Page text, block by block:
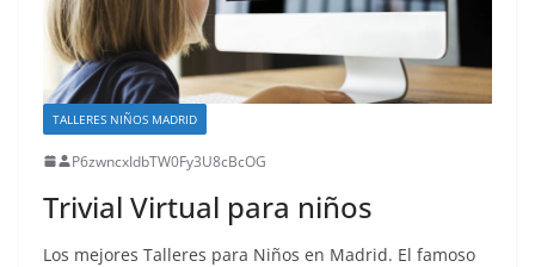
TALLERES NIÑOS MADRID
P6zwncxIdbTW0Fy3U8cBcOG
Trivial Virtual para niños
Los mejores Talleres para Niños en Madrid. El famoso